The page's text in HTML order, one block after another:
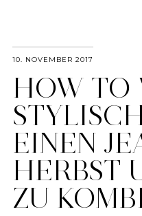
10. NOVEMBER 2017
HOW TO
EINEN
HERBST
ZU